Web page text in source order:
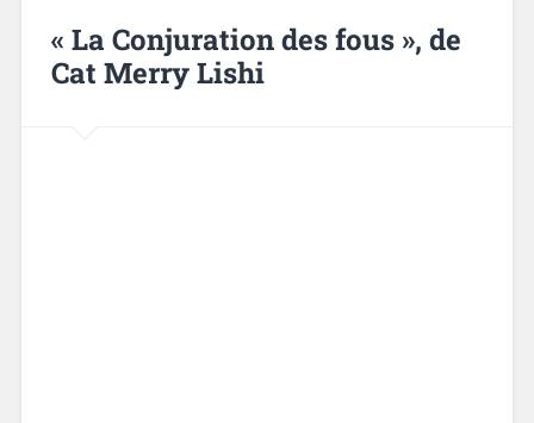
« La Conjuration des fous », de
Cat Merry Lishi